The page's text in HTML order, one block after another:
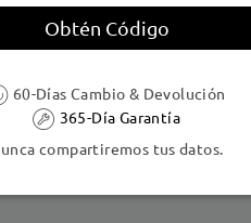
de alergia al níquel
Obtén Código
60-Días Cambio & Devolución
365-Día Garantía
compartiremos tus datos.